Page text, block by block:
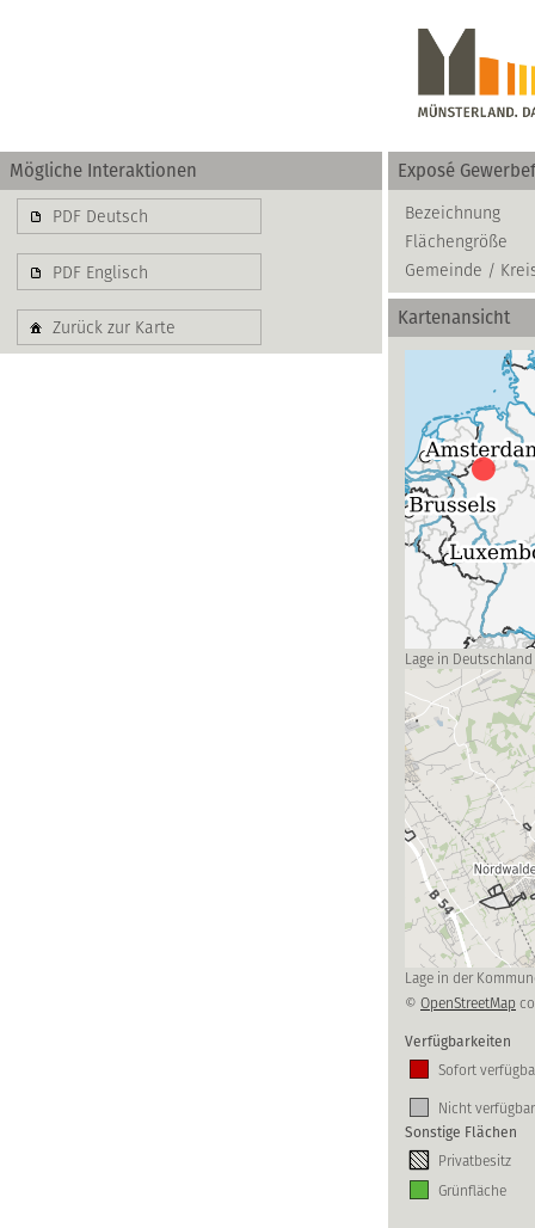
basierend auf
Mögliche Interaktionen
PDF Deutsch
PDF Englisch
Zurück zur Karte
Exposé
Bezeichnung
Flächengröße
Gemeinde /
Kartenansicht
Lage in Deutschland
Lage in der
© OpenStreetMap
Verfügbarkeiten
Sofort
Nicht
Sonstige Flächen
Privatbesitz
Grünfläche